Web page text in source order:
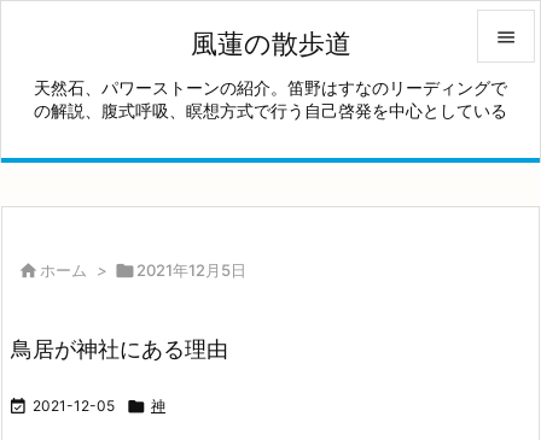
風蓮の散歩道
天然石、パワーストーンの紹介。笛野はすなのリーディングで
の解説、腹式呼吸、瞑想方式で行う自己啓発を中心としている


メニュ

 ホーム > 2021年12月5日
鳥居が神社にある理由
 2021-12-05  神